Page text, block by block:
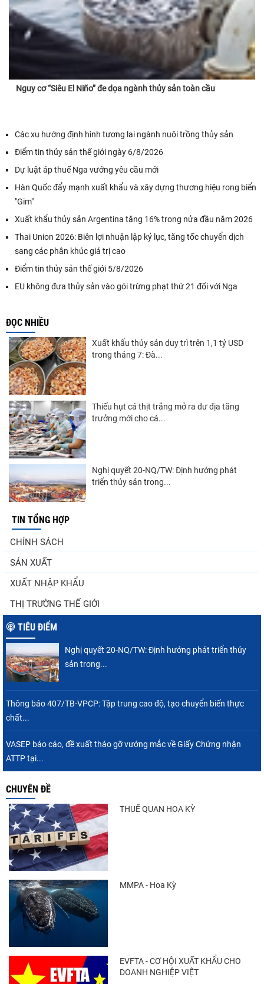
Nguy cơ “Siêu El Niño” đe dọa ngành thủy sản toàn cầu
Các xu hướng định hình tương lai ngành nuôi trồng thủy sản
Điểm tin thủy sản thế giới ngày 6/8/2026
Dự luật áp thuế Nga vướng yêu cầu mới
Hàn Quốc đẩy mạnh xuất khẩu và xây dựng thương hiệu rong biển
"Gim"
Xuất khẩu thủy sản Argentina tăng 16% trong nửa đầu năm 2026
Thai Union 2026: Biên lợi nhuận lập kỷ lục, tăng tốc chuyển dịch
sang các phân khúc giá trị cao
Điểm tin thủy sản thế giới 5/8/2026
EU không đưa thủy sản vào gói trừng phạt thứ 21 đối với Nga
ĐỌC NHIỀU
Xuất khẩu thủy sản duy trì trên 1,1 tỷ USD
trong tháng 7: Đà...
Thiếu hụt cá thịt trắng mở ra dư địa tăng
trưởng mới cho cá...
Nghị quyết 20-NQ/TW: Định hướng phát
triển thủy sản trong...
Thuế Mục 301 và bài toán thích ứng của
tôm Việt tại thị...
VASEP chào đón Công ty Cổ phần Thương
Trung Quốc tăng mạnh nhập khẩu mực,
Điểm tin thủy sản thế giới ngày 3/8/2026
TIN TỔNG HỢP
CHÍNH SÁCH
SẢN XUẤT
XUẤT NHẬP KHẨU
THỊ TRƯỜNG THẾ GIỚI
TIÊU ĐIỂM
Nghị quyết 20-NQ/TW: Định hướng phát triển thủy
sản trong...
Thông báo 407/TB-VPCP: Tập trung cao độ, tạo chuyển biến thực
chất...
VASEP báo cáo, đề xuất tháo gỡ vướng mắc về Giấy Chứng nhận
ATTP tại...
CHUYÊN ĐỀ
THUẾ QUAN HOA KỲ
MMPA - Hoa Kỳ
EVFTA - CƠ HỘI XUẤT KHẨU CHO
DOANH NGHIỆP VIỆT